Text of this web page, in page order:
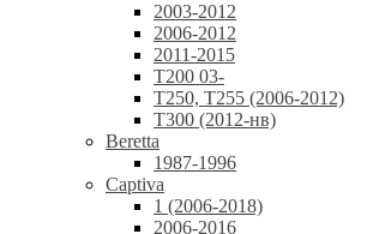
2003-2012
2006-2012
2011-2015
T200 03-
T250, T255 (2006-2012)
T300 (2012-нв)
Beretta
1987-1996
Captiva
1 (2006-2018)
2006-2016